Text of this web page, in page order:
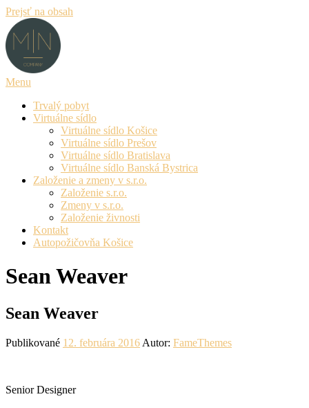
Prejsť na obsah
Menu
Trvalý pobyt
Virtuálne sídlo
Virtuálne sídlo Košice
Virtuálne sídlo Prešov
Virtuálne sídlo Bratislava
Virtuálne sídlo Banská Bystrica
Založenie a zmeny v s.r.o.
Založenie s.r.o.
Zmeny v s.r.o.
Založenie živnosti
Kontakt
Autopožičovňa Košice
Sean Weaver
Sean Weaver
Publikované 12. februára 2016 Autor: FameThemes
Senior Designer